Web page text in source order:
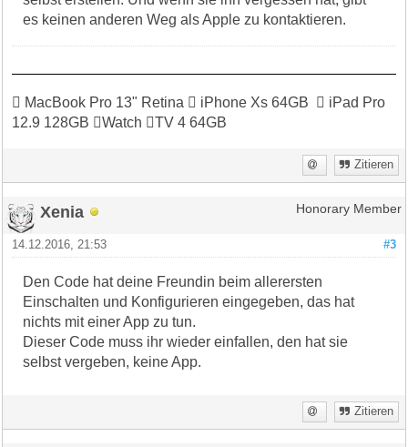
es keinen anderen Weg als Apple zu kontaktieren.
 MacBook Pro 13" Retina  iPhone Xs 64GB  iPad Pro
12.9 128GB Watch TV 4 64GB
Zitieren
Xenia Honorary Member
#3
14.12.2016, 21:53
Den Code hat deine Freundin beim allerersten
Einschalten und Konfigurieren eingegeben, das hat
nichts mit einer App zu tun.
Dieser Code muss ihr wieder einfallen, den hat sie
selbst vergeben, keine App.
Zitieren